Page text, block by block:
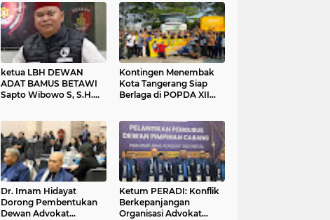
ketua LBH DEWAN
ADAT BAMUS BETAWI
Sapto Wibowo S, S.H.
Statement di Media
Kontingen Menembak
Kota Tangerang Siap
Berlaga di POPDA XII
Dr. Imam Hidayat
Dorong Pembentukan
Dewan Advokat
Ketum PERADI: Konflik
Berkepanjangan
Organisasi Advokat